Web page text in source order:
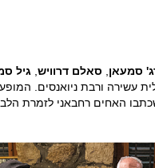
סמעאן סאלם דרוויש גיל
עשירה ורבת ניואנסים.
האחים רחבאני לזמרת